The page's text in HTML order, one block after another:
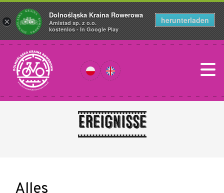
Ereignisse
Alles
×
Dolnośląska Kraina Rowerowa
Amistad sp. z o.o.
kostenlos - In Google Play
herunterladen